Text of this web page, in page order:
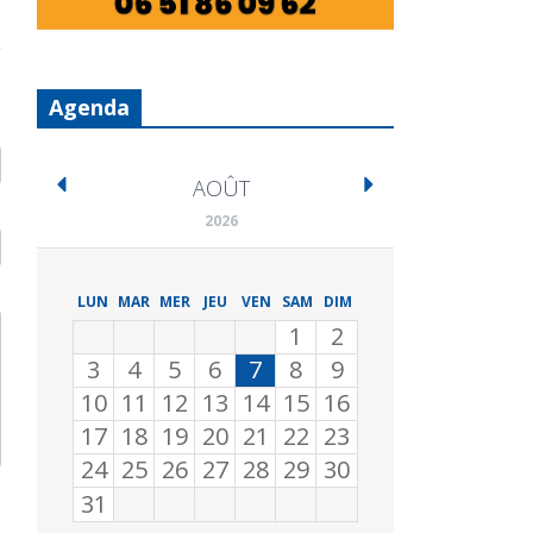
Agenda
AOÛT
2026
LUN MAR MER JEU VEN SAM DIM
1
2
3
4 5 6 7 8
9
10 11 12 13 14 15 16
17 18 19 20 21 22 23
24 25 26 27 28 29 30
31